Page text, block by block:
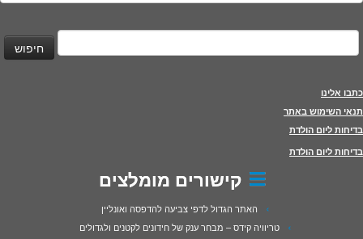
כתבו אלינו
תנאי השימוש באתר
בדיחות ליום הולדת
בדיחות ליום הולדת
קישורים מומלצים
האתר הגדול לדפי צביעה להדפסה ואונליין
טריוויה קידס – מבחר ענק של חידונים לקטנים ולגדולים